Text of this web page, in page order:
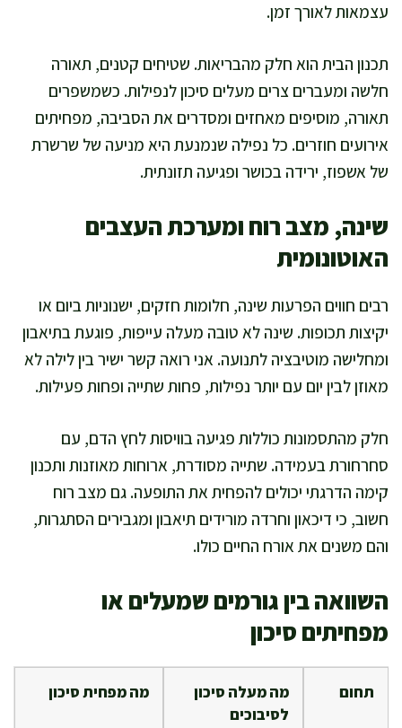
עצמאות לאורך זמן.
תכנון הבית הוא חלק מהבריאות. שטיחים קטנים, תאורה
חלשה ומעברים צרים מעלים סיכון לנפילות. כשמשפרים
תאורה, מוסיפים מאחזים ומסדרים את הסביבה, מפחיתים
אירועים חוזרים. כל נפילה שנמנעת היא מניעה של שרשרת
של אשפוז, ירידה בכושר ופגיעה תזונתית.
שינה, מצב רוח ומערכת העצבים
האוטונומית
רבים חווים הפרעות שינה, חלומות חזקים, ישנוניות ביום או
יקיצות תכופות. שינה לא טובה מעלה עייפות, פוגעת בתיאבון
ומחלישה מוטיבציה לתנועה. אני רואה קשר ישיר בין לילה לא
מאוזן לבין יום עם יותר נפילות, פחות שתייה ופחות פעילות.
חלק מהתסמונות כוללות פגיעה בוויסות לחץ הדם, עם
סחרחורת בעמידה. שתייה מסודרת, ארוחות מאוזנות ותכנון
קימה הדרגתי יכולים להפחית את התופעה. גם מצב רוח
חשוב, כי דיכאון וחרדה מורידים תיאבון ומגבירים הסתגרות,
והם משנים את אורח החיים כולו.
השוואה בין גורמים שמעלים או
מפחיתים סיכון
תחום
מה מעלה סיכון
לסיבוכים
מה מפחית סיכון